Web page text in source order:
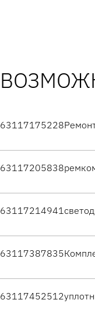
63117175228
63117205838
63117214941
63117387835
63117452512